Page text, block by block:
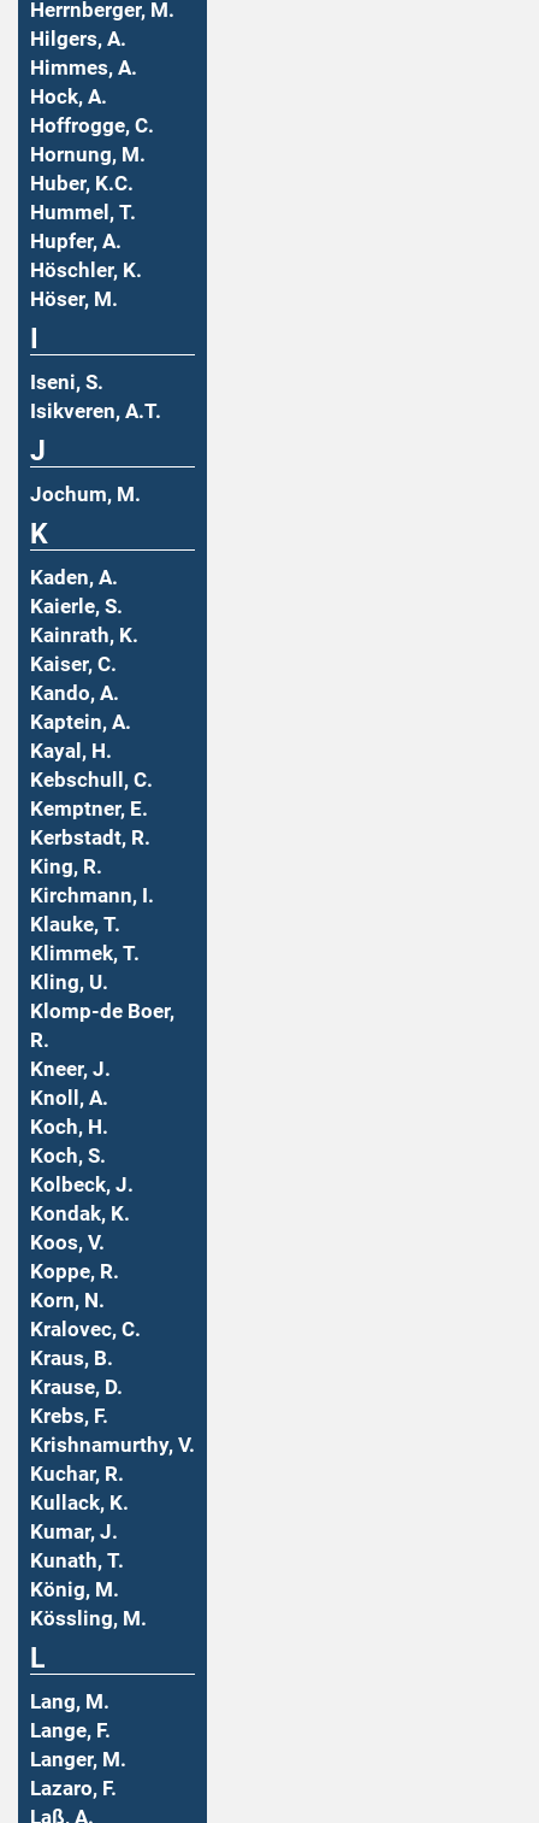
Herrnberger, M.
Hilgers, A.
Himmes, A.
Hock, A.
Hoffrogge, C.
Hornung, M.
Huber, K.C.
Hummel, T.
Hupfer, A.
Höschler, K.
Höser, M.
Iseni, S.
Isikveren, A.T.
J
Jochum, M.
K
Kaden, A.
Kaierle, S.
Kainrath, K.
Kaiser, C.
Kando, A.
Kaptein, A.
Kayal, H.
Kebschull, C.
Kemptner, E.
Kerbstadt, R.
King, R.
Kirchmann, I.
Klauke, T.
Klimmek, T.
Kling, U.
Klomp-de Boer,
R.
Kneer, J.
Knoll, A.
Koch, H.
Koch, S.
Kolbeck, J.
Kondak, K.
Koos, V.
Koppe, R.
Korn, N.
Kralovec, C.
Kraus, B.
Krause, D.
Krebs, F.
Krishnamurthy, V.
Kuchar, R.
Kullack, K.
Kumar, J.
Kunath, T.
König, M.
Kössling, M.
L
Lang, M.
Lange, F.
Langer, M.
Lazaro, F.
Laß, A.